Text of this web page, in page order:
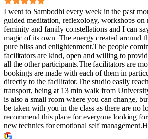
I went to Sambodhi every week in the past
guided meditation, reflexology, workshops on
feminity and family constellations and I can
magic of its own. The energy created around
pure bliss and enlightenment.The people
facilitators are kind, open and willing to
all the other participants.The facilitators are
bookings are made with each of them in
directly to the facilitator.The studio easily
transport, being at 13 min walk from
is also a small room where you can change,
be taken with you in the class as there are no
recommend this place for everyone looking
new technics for emotional self
:)